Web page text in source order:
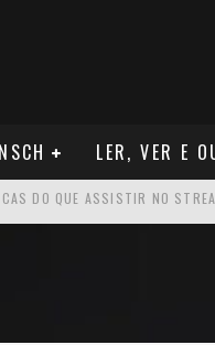
LER, VER E
RUA, VICE-PRESIDENTE DA